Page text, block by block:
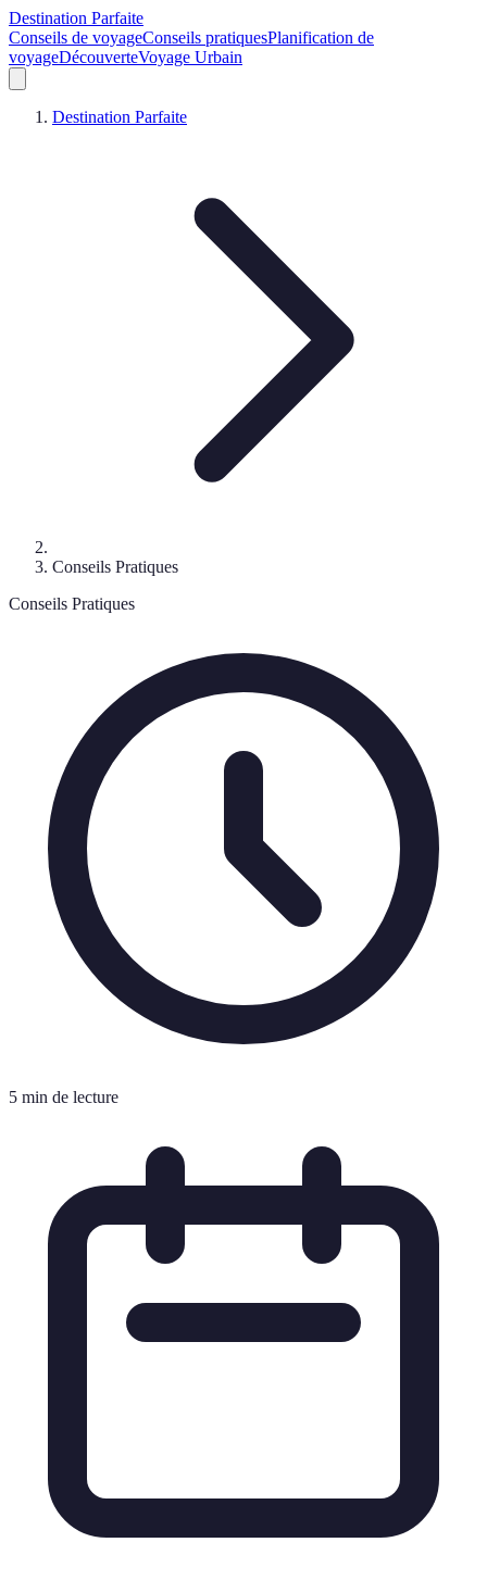
Destination Parfaite
Conseils de voyageConseils pratiquesPlanification de
voyageDécouverteVoyage Urbain
Destination Parfaite
Conseils Pratiques
Conseils Pratiques
5 min de lecture